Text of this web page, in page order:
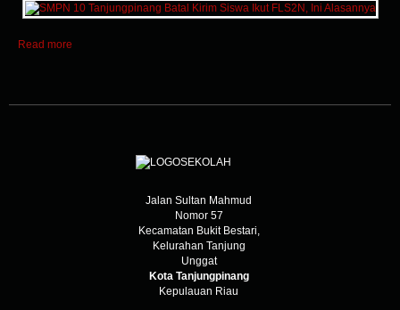
Read more
Jalan Sultan Mahmud
Nomor 57
Kecamatan Bukit Bestari,
Kelurahan Tanjung
Unggat
Kota Tanjungpinang
Kepulauan Riau